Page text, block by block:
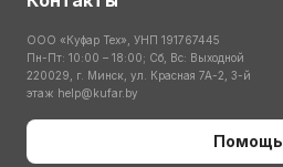
ООО «Куфар Тех», УНП 191767445
Пн-Пт: 10:00 – 18:00; Сб, Вс: Выходной
220029, г. Минск, ул. Красная 7А-2, 3-й
этаж help@kufar.by
Помощь